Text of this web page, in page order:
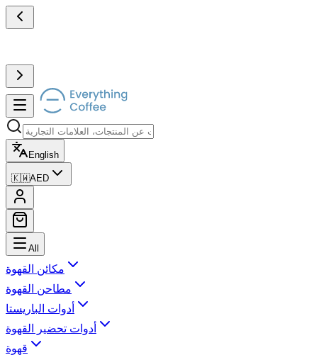
English
🇰🇼AED
All
مكائن القهوة
مطاحن القهوة
أدوات الباريستا
أدوات تحضير القهوة
قهوة